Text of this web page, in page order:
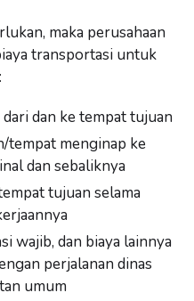
maka perusahaan
transportasi untuk
dan ke tempat tujuan
tempat menginap ke
dan sebaliknya
tujuan selama
wajib, dan biaya lainnya
perjalanan dinas
umum